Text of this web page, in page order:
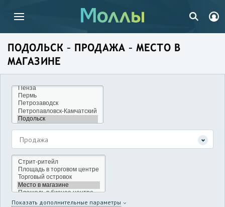
ПОДОЛЬСК – ПРОДАЖА – МЕСТО В
МАГАЗИНЕ
Продажа
Показать дополнительные параметры